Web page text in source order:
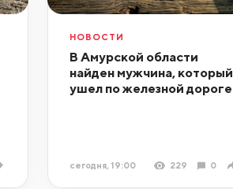
НОВОСТИ
В Амурской области
найден мужчина, который
ушел по железной дороге
сегодня, 19:00 229 0